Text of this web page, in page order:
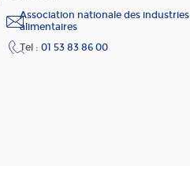
Association nationale des industries
alimentaires
Tel : 01 53 83 86 00